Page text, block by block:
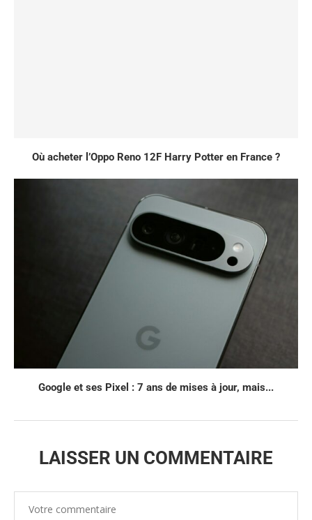
Où acheter l’Oppo Reno 12F Harry Potter en France ?
Google et ses Pixel : 7 ans de mises à jour, mais...
LAISSER UN COMMENTAIRE